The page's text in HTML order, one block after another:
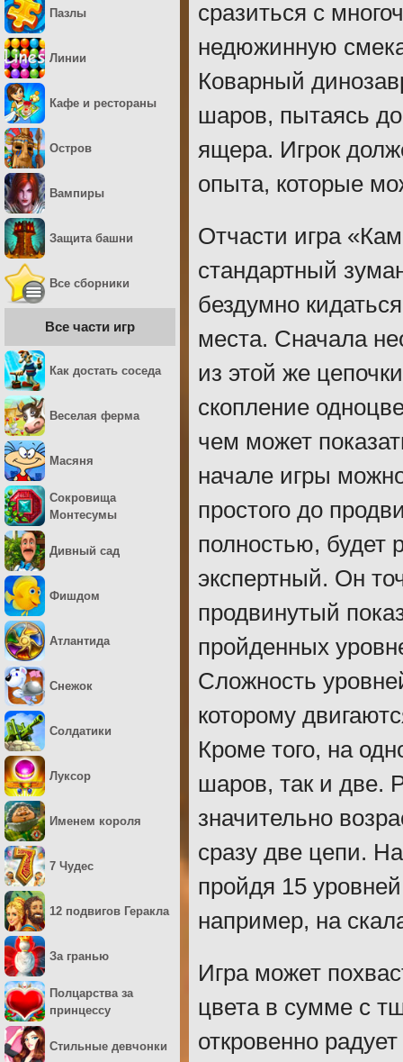
сразиться с
недюжинную
Коварный
шаров, пытаясь
ящера. Игрок
опыта, которые
Отчасти игра
стандартный
бездумно
места. Сначала
из этой же
скопление
чем может
начале игры
простого до
полностью, будет
экспертный. Он
продвинутый
пройденных
Сложность
которому
Кроме того, на
шаров, так и две.
значительно
сразу две цепи.
пройдя 15
например, на
Игра может
цвета в сумме с
откровенно
Пазлы
Линии
Кафе и рестораны
Остров
Вампиры
Защита башни
Все сборники
Все части игр
Как достать соседа
Веселая ферма
Масяня
Сокровища
Монтесумы
Дивный сад
Фишдом
Атлантида
Снежок
Солдатики
Луксор
Именем короля
7 Чудес
12 подвигов Геракла
За гранью
Полцарства за
принцессу
Стильные девчонки